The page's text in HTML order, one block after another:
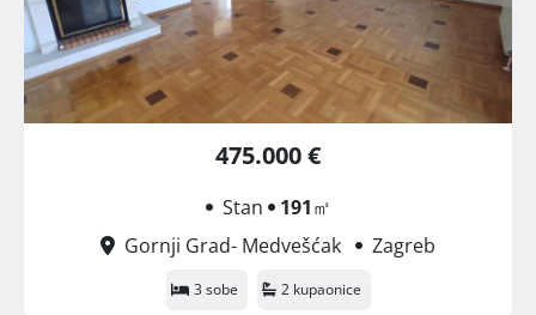
475.000 €
Stan 191㎡
Gornji Grad- Medvešćak
Zagreb
3 sobe 2 kupaonice